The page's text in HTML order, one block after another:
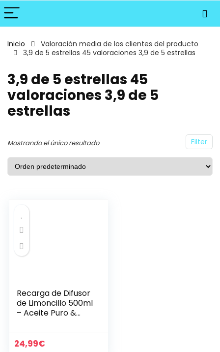
Inicio
Valoración media de los clientes del producto
3,9 de 5 estrellas 45 valoraciones 3,9 de 5 estrellas
3,9 de 5 estrellas 45
valoraciones 3,9 de 5
estrellas
Filter
Mostrando el único resultado
Recarga de Difusor
de Limoncillo 500ml
– Aceite Puro &
Ambiente Intensas
24,99€